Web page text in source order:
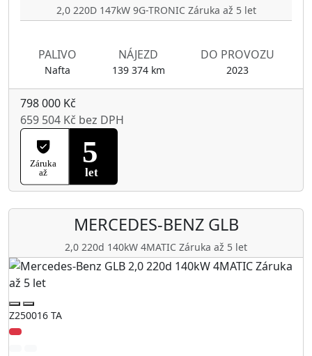
2,0 220D 147kW 9G-TRONIC Záruka až 5 let
PALIVO
Nafta
NÁJEZD
139 374 km
DO PROVOZU
2023
798 000 Kč
659 504 Kč bez DPH
MERCEDES-BENZGLB
2,0 220d 140kW 4MATIC Záruka až 5 let
Z250016 TA